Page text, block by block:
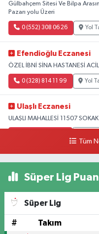
Gülbahçem Sitesi Ve Bilpa
Pazarı yolu Üzeri
0 (552) 308 06 26 Yol
Efendioğlu Eczanesi
ÖZEL İBNİ SİNA HASTANESİ ACİL
0 (328) 814 11 99 Yol
Ulaşlı Eczanesi
ULAŞLI MAHALLESİ 11507
Tüm
Süper Lig
Süper Lig
# Takım